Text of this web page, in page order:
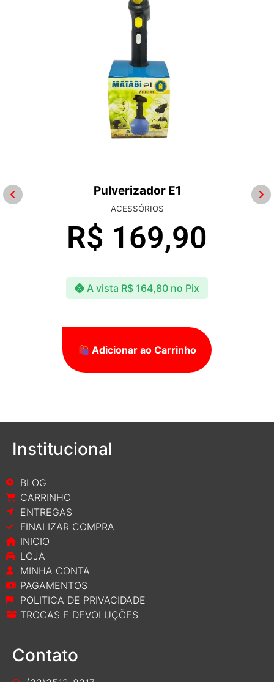
Pulverizador E1
ACESSÓRIOS
R$ 169,90
A vista R$ 164,80 no Pix
Adicionar ao Carrinho
Institucional
BLOG
CARRINHO
ENTREGAS
FINALIZAR COMPRA
INICIO
LOJA
MINHA CONTA
PAGAMENTOS
POLITICA DE PRIVACIDADE
TROCAS E DEVOLUÇÕES
Contato